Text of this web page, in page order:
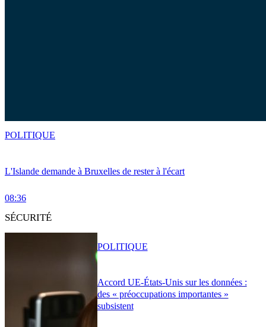
L'Islande demande à Bruxelles de rester à l'écart
08:36
POLITIQUE
SÉCURITÉ
Accord UE-États-Unis sur les données :
des « préoccupations importantes »
subsistent
POLITIQUE